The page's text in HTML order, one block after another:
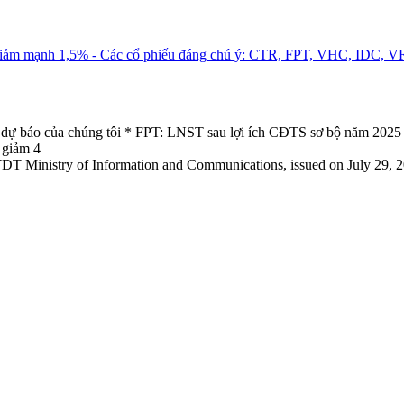
mạnh 1,5% - Các cổ phiếu đáng chú ý: CTR, FPT, VHC, IDC,
báo của chúng tôi * FPT: LNST sau lợi ích CĐTS sơ bộ năm
4
Ministry of Information and Communications, issued on July 29,